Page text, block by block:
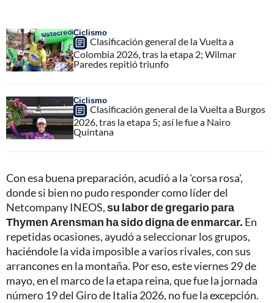
Ciclismo
Clasificación general de la Vuelta a
Colombia 2026, tras la etapa 2; Wilmar
Paredes repitió triunfo
Ciclismo
Clasificación general de la Vuelta a Burgos
2026, tras la etapa 5; así le fue a Nairo
Quintana
Con esa buena preparación, acudió a la 'corsa rosa',
donde si bien no pudo responder como líder del
Netcompany INEOS,su labor de gregario para
Thymen Arensman ha sido digna de enmarcar. En
repetidas ocasiones, ayudó a seleccionar los grupos,
haciéndole la vida imposible a varios rivales, con sus
arrancones en la montaña. Por eso, este viernes 29 de
mayo, en el marco de la etapa reina, que fue la jornada
número 19 del Giro de Italia 2026, no fue la excepción.